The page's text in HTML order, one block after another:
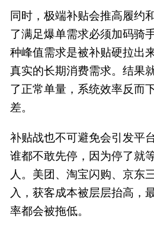
同时，极端补贴会推高履约
了满足爆单需求必须加码骑
种峰值需求是被补贴硬拉出
真实的长期消费需求。结果
了正常单量，系统效率反而
差。
补贴战也不可避免会引发平
谁都不敢先停，因为停了就
人。美团、淘宝闪购、京东
入，获客成本被层层抬高，
率都会被拖低。